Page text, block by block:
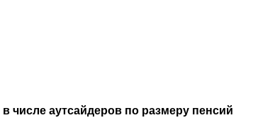
числе аутсайдеров по размеру пенсий